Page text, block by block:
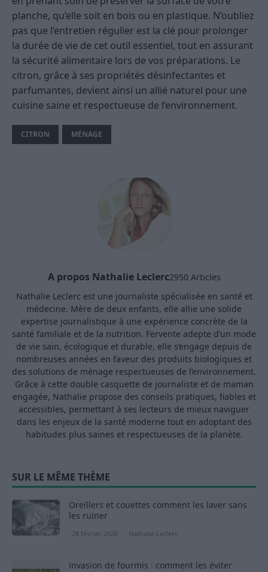
planche, qu’elle soit en bois ou en plastique. N’oubliez
pas que l’entretien régulier est la clé pour prolonger
la durée de vie de cet outil essentiel, tout en assurant
la sécurité alimentaire lors de vos préparations. Le
citron, grâce à ses propriétés désinfectantes et
parfumantes, devient ainsi un allié naturel pour une
cuisine saine et respectueuse de l’environnement.
CITRON MÉNAGE
A propos Nathalie Leclerc2950 Articles
Nathalie Leclerc est une journaliste spécialisée en santé et
médecine. Mère de deux enfants, elle allie une solide
expertise journalistique à une expérience concrète de la
santé familiale et de la nutrition. Fervente adepte d’un mode
de vie sain, écologique et durable, elle s’engage depuis de
nombreuses années en faveur des produits biologiques et
des solutions de ménage respectueuses de l’environnement.
Grâce à cette double casquette de journaliste et de maman
engagée, Nathalie propose des conseils pratiques, fiables et
accessibles, permettant à ses lecteurs de mieux naviguer
dans les enjeux de la santé moderne tout en adoptant des
habitudes plus saines et respectueuses de la planète.
SUR LE MÊME THÈME
Oreillers et couettes comment les laver sans
les ruiner
28 février 2026 Nathalie Leclerc
Invasion de fourmis : comment les éviter